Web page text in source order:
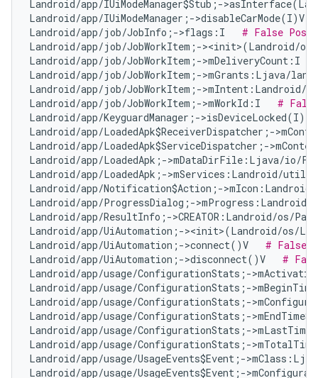
Landroid/app/IUiModeManager$Stub;-
Landroid/app/IUiModeManager;-
Landroid/app/job/JobInfo;->flags:I # False
Landroid/app/job/JobWorkItem;-
Landroid/app/job/JobWorkItem;->mDeliveryCount:I
Landroid/app/job/JobWorkItem;->mGrants:Ljava/
Landroid/app/job/JobWorkItem;-
Landroid/app/job/JobWorkItem;->mWorkId:I #
Landroid/app/KeyguardManager;-
Landroid/app/LoadedApk$ReceiverDispatcher;-
Landroid/app/LoadedApk$ServiceDispatcher;-
Landroid/app/LoadedApk;->mDataDirFile:Ljava/
Landroid/app/LoadedApk;->mServices:Landroid/
Landroid/app/Notification$Action;-
Landroid/app/ProgressDialog;-
Landroid/app/ResultInfo;->CREATOR:Landroid/os/
Landroid/app/UiAutomation;-><init>(Landroid/os/
Landroid/app/UiAutomation;->connect()V # False
Landroid/app/UiAutomation;->disconnect()V #
Landroid/app/usage/ConfigurationStats;-
Landroid/app/usage/ConfigurationStats;-
Landroid/app/usage/ConfigurationStats;-
Landroid/app/usage/ConfigurationStats;-
Landroid/app/usage/ConfigurationStats;-
Landroid/app/usage/ConfigurationStats;-
Landroid/app/usage/UsageEvents$Event;-
Landroid/app/usage/UsageEvents$Event;-